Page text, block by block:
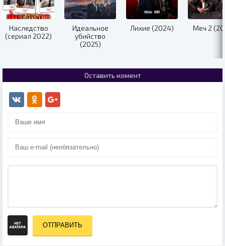
Наследство
(сериал 2022)
Идеальное
убийство
(2025)
Лихие (2024) Меч 2
Оставить комент
ОТПРАВИТЬ